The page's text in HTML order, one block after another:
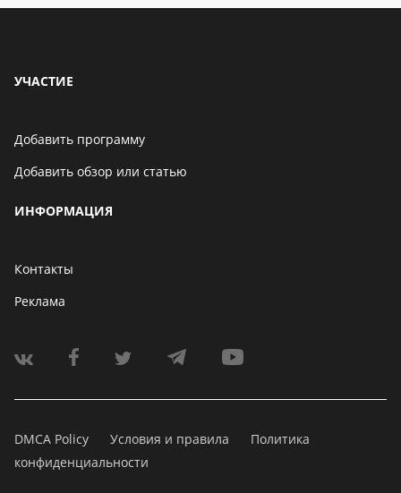
УЧАСТИЕ
Добавить программу
Добавить обзор или статью
ИНФОРМАЦИЯ
Контакты
Реклама
DMCA Policy Условия и правила
Политика
конфиденциальности